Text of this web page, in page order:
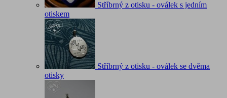
Stříbrný z otisku - oválek s jedním
otiskem
Stříbrný z otisku - oválek se dvěma
otisky